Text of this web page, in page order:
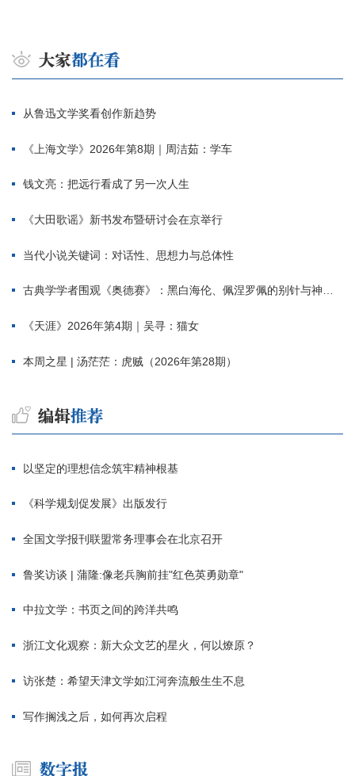
从鲁迅文学奖看创作新趋势
《上海文学》2026年第8期｜周洁茹：学车
钱文亮：把远行看成了另一次人生
《大田歌谣》新书发布暨研讨会在京举行
当代小说关键词：对话性、思想力与总体性
古典学学者围观《奥德赛》：黑白海伦、佩涅罗佩的别针与神秘入侵者
《天涯》2026年第4期｜吴寻：猫女
本周之星 | 汤茫茫：虎贼（2026年第28期）
以坚定的理想信念筑牢精神根基
《科学规划促发展》出版发行
全国文学报刊联盟常务理事会在北京召开
鲁奖访谈 | 蒲隆:像老兵胸前挂"红色英勇勋章"
中拉文学：书页之间的跨洋共鸣
浙江文化观察：新大众文艺的星火，何以燎原？
访张楚：希望天津文学如江河奔流般生生不息
写作搁浅之后，如何再次启程